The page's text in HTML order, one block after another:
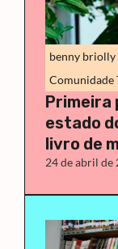
benny briolly
Comunidade
estado
livro de
24 de abril de